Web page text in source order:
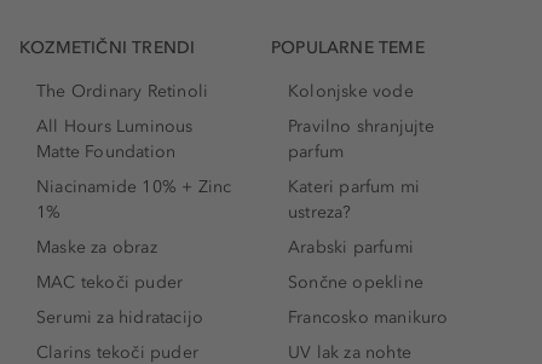
KOZMETIČNI TRENDI
The Ordinary Retinoli
All Hours Luminous
Matte Foundation
Niacinamide 10% + Zinc
1%
Maske za obraz
MAC tekoči puder
Serumi za hidratacijo
Clarins tekoči puder
POPULARNE TEME
Kolonjske vode
Pravilno shranjujte
parfum
Kateri parfum mi
ustreza?
Arabski parfumi
Sončne opekline
Francosko manikuro
UV lak za nohte